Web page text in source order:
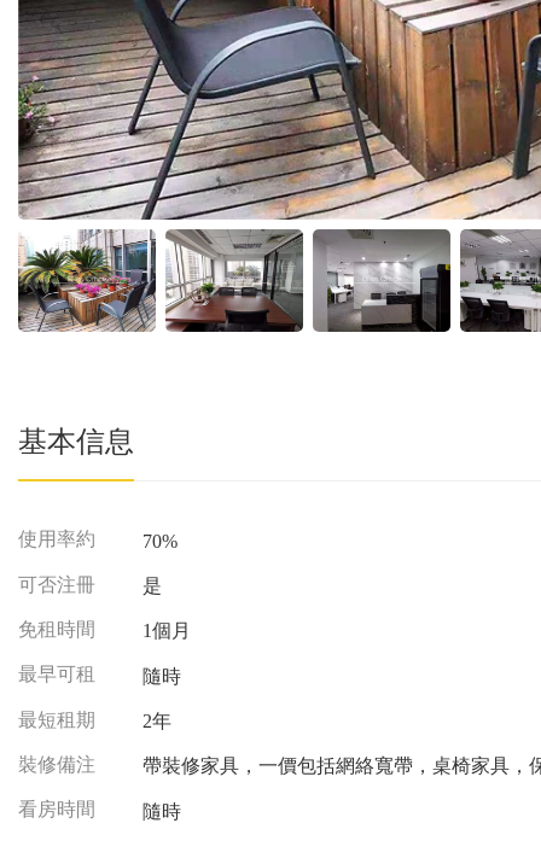
基本信息
使用率約 70%
可否注冊 是
免租時間 1個月
最早可租 隨時
最短租期 2年
裝修備注 帶裝修家具，一價包括網絡寬帶，桌椅家具
看房時間 隨時